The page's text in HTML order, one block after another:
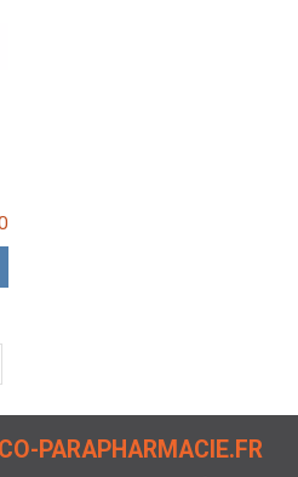
PARAPHARMACIE.FR